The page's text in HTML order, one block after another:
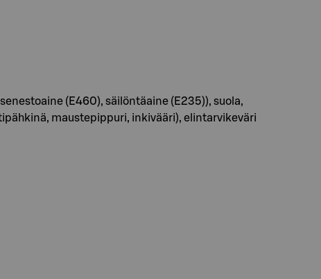
(E460), säilöntäaine (E235)), suola,
maustepippuri, inkivääri), elintarvikeväri